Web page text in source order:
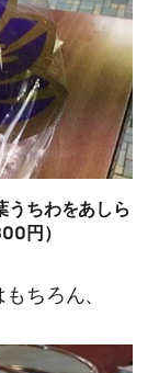
うちわをあしら
円）
ちろん、